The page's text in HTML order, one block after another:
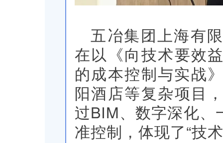
五冶集团上海有
在以《向技术要效
的成本控制与实战
阳酒店等复杂项目
过BIM、数字深化、
准控制，体现了“技